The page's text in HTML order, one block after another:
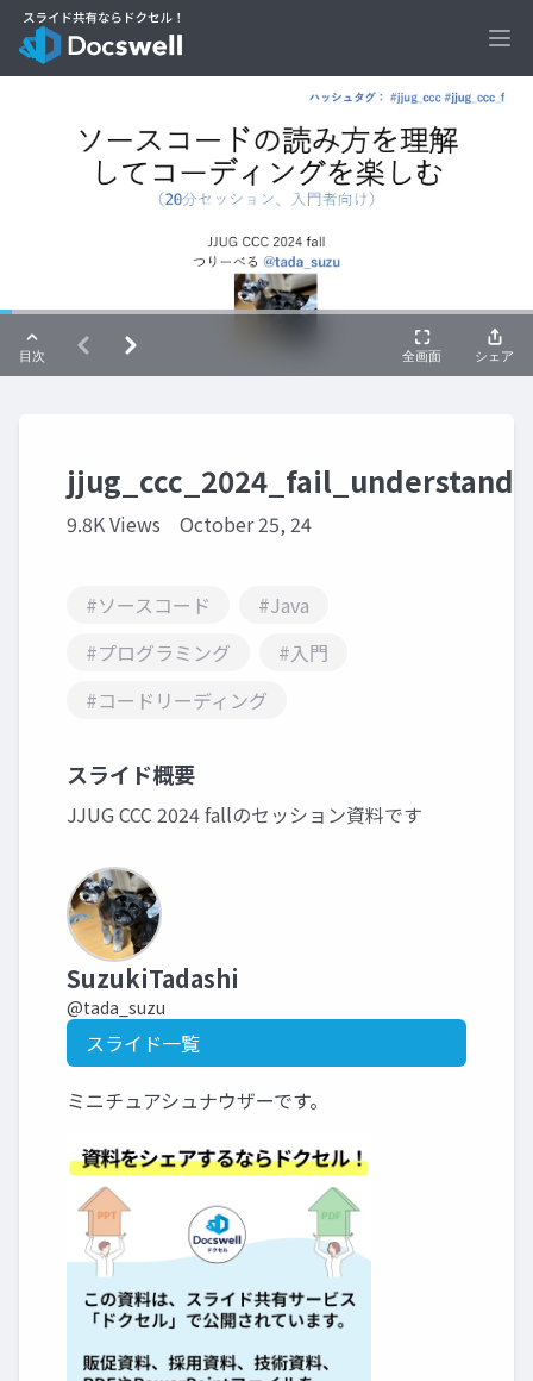
9.8K Views October 25, 24
#ソースコード
#Java
#プログラミング
#入門
#コードリーディング
スライド概要
JJUG CCC 2024 fallのセッション資料です
SuzukiTadashi
@tada_suzu
スライド一覧
ミニチュアシュナウザーです。